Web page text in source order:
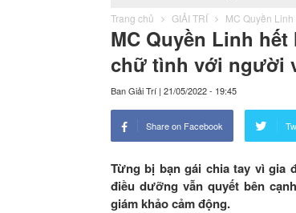
Trang chủ GIẢI TRÍ MC Quyền
MC Quyền Linh
chữ tình với người
Ban Giải Trí | 21/05/2022 - 19:45
Share on Facebook
Từng bị bạn gái chia tay vì gia
điều dưỡng vẫn quyết bên
giám khảo cảm động.